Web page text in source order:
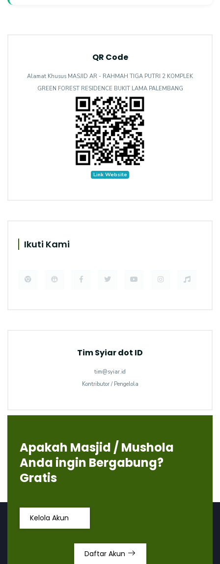
QR Code
Alamat Khusus MASJID AR - RAHMAH TIGA PUTRI 2 KOMPLEK
GREEN FOREST RESIDENCE BUKIT LAMA PALEMBANG
Link Website
Ikuti Kami
Tim Syiar dot ID
tim@syiar.id
Kontributor / Pengelola
Apakah Masjid / Mushola
Anda ingin Bergabung?
Gratis
Kelola Akun
Daftar Akun